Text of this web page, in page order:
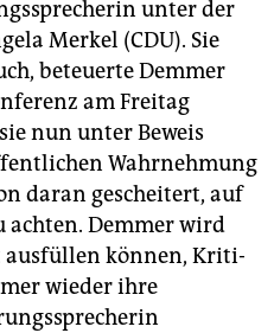
unter der
Merkel (CDU). Sie
beteuerte Demmer
am Freitag
nun unter Beweis
Wahrnehmung
daran gescheitert, auf
achten. Demmer wird
ausfüllen können, Kri­ti­
wieder ihre